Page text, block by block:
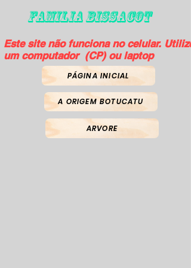
FAMILIA BISSACOT
Este site não funciona no celular. Utilize
um computador (CP) ou laptop
PÁGINA INICIAL
A ORIGEM BOTUCATU
ARVORE